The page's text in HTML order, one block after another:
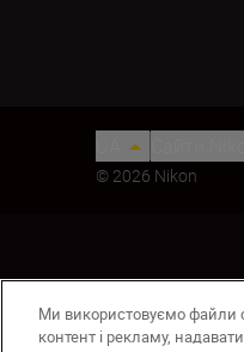
© 2026 Nikon
Ми використовуємо файли
контент і рекламу,